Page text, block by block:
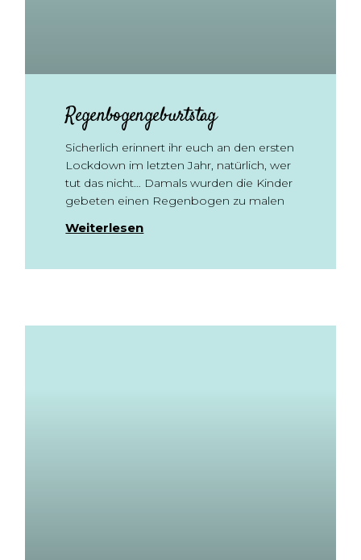
Regenbogengeburtstag
Sicherlich erinnert ihr euch an den ersten
Lockdown im letzten Jahr, natürlich, wer
tut das nicht… Damals wurden die Kinder
gebeten einen Regenbogen zu malen
Weiterlesen